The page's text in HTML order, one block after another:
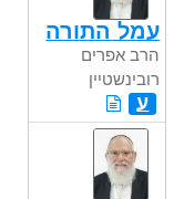
עמל התורה
הרב אפרים
רובינשטיין
ע